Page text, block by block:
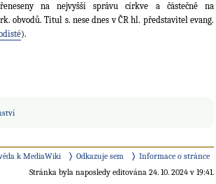
na nejvyšší správu církve a částečně na
obvodů. Titul s. nese dnes v ČR hl. představitel evang.
).
k MediaWiki Odkazuje sem
Informace o stránce
Stránka byla naposledy editována 24. 10. 2024 v 19:41.